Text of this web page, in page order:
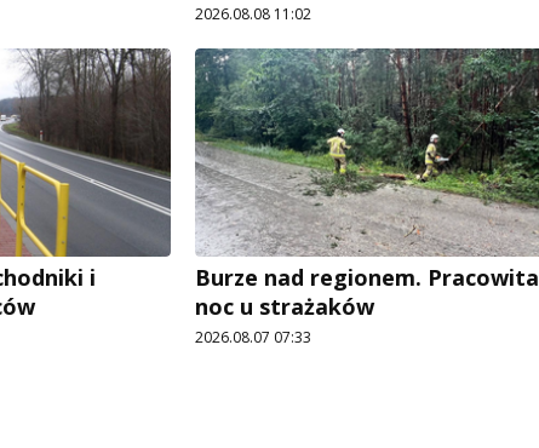
2026.08.08 11:02
i
Burze nad regionem. Pracowita
noc u strażaków
2026.08.07 07:33